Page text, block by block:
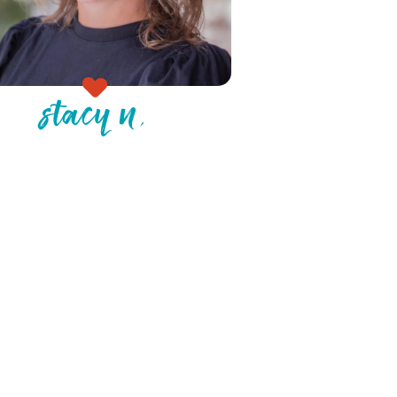
stacy n.